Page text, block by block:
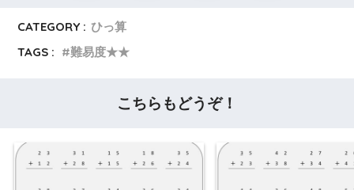
CATEGORY : ひっ算
TAGS :
難易度★★
こちらもどうぞ！